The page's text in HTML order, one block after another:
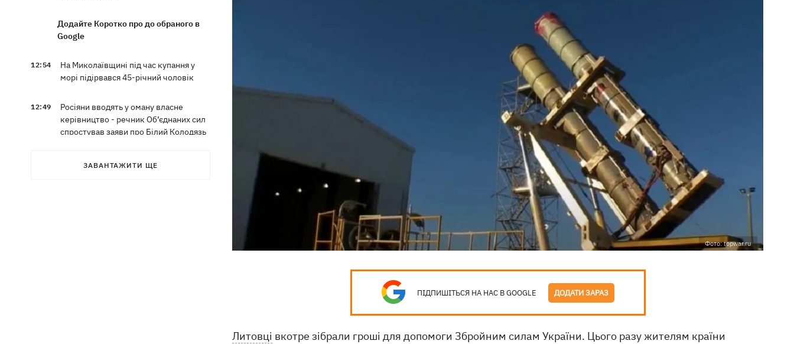
Додайте Коротко про до обраного в
Google
12:54
На Миколаївщині під час купання у
морі підірвався 45-річний чоловік
12:49
Росіяни вводять у оману власне
керівництво - речник Об’єднаних сил
спростував заяви про Білий Колодязь
Наталя Могилевська вперше стане
ЗАВАНТАЖИТИ ЩЕ
Фото: topwar.ru
ПІДПИШІТЬСЯ НА НАС В GOOGLE ДОДАТИ ЗАРАЗ
Литовці вкотре зібрали гроші для допомоги Збройним силам України. Цього разу жителям країни